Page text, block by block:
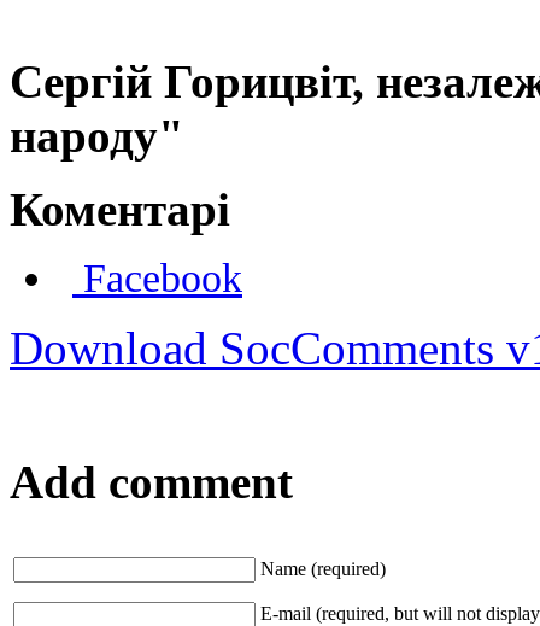
Сергій Горицвіт,
народу"
Коментарі
Facebook
Download SocComments
Add comment
Name (required)
E-mail (required, but will not